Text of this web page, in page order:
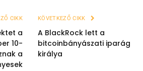
CIKK
a
10-
a
KÖVETKEZŐ CIKK
A BlackRock lett a
bitcoinbányászati iparág
királya